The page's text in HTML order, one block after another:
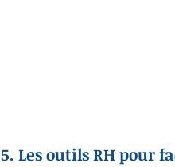
5. Les outils RH pour